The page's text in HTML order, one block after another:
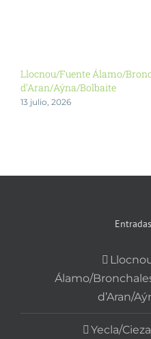
Llocnou/Fuente Álamo/
d’Aran/Aýna/Bolbaite
13 julio, 2026
Álamo/
d’Aran/
Yecla/